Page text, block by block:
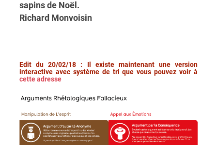
sapins de Noël.
Richard Monvoisin
Edit du 20/02/18 : Il existe maintenant une version
interactive avec système de tri que vous pouvez voir à
cette adresse